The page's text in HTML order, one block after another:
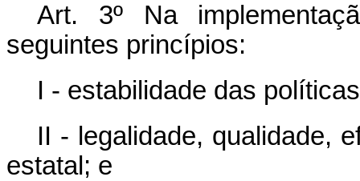
Art. 3º Na
seguintes princípios:
I - estabilidade das
II - legalidade, qualidade,
estatal; e